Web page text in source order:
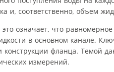
и, соответственно, объем
означает, что
в основном канале.
фланца. Темой
измерений.